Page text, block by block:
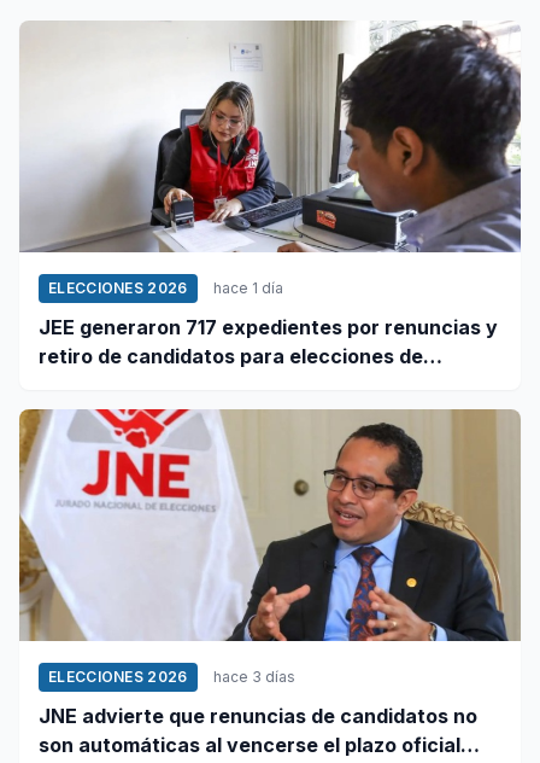
ELECCIONES 2026 hace 1 día
JEE generaron 717 expedientes por renuncias y
retiro de candidatos para elecciones de
ELECCIONES 2026 hace 3 días
JNE advierte que renuncias de candidatos no
son automáticas al vencerse el plazo oficial